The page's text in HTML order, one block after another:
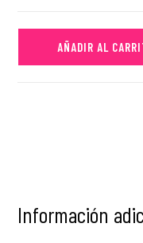
AÑADIR AL
Información